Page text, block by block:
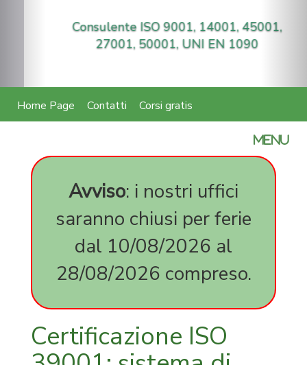
Consulente ISO 9001, 14001, 45001,
27001, 50001, UNI EN 1090
Home Page Contatti Corsi gratis
parità
di
online
45001
MENU
Avviso: i nostri uffici
saranno chiusi per ferie
dal 10/08/2026 al
28/08/2026 compreso.
Certificazione ISO